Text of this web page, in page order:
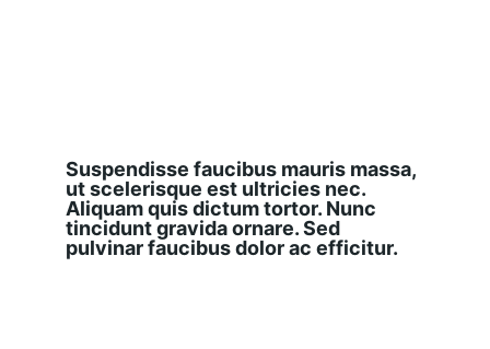
Suspendisse faucibus mauris massa,
ut scelerisque est ultricies nec.
Aliquam quis dictum tortor. Nunc
tincidunt gravida ornare. Sed
pulvinar faucibus dolor ac efficitur.